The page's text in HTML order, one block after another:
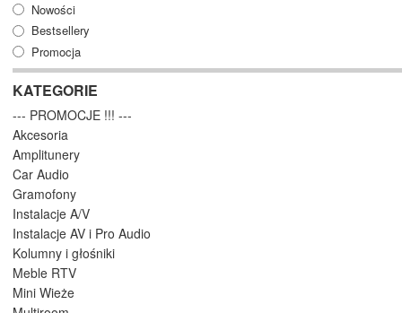
Nowości
Bestsellery
Promocja
KATEGORIE
--- PROMOCJE !!! ---
Akcesoria
Amplitunery
Car Audio
Gramofony
Instalacje A/V
Instalacje AV i Pro Audio
Kolumny i głośniki
Meble RTV
Mini Wieże